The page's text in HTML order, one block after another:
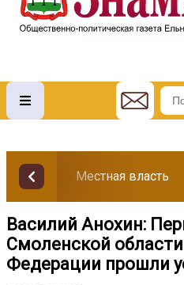
Местная власть
Василий Анохин:
Смоленской
Федерации прошли